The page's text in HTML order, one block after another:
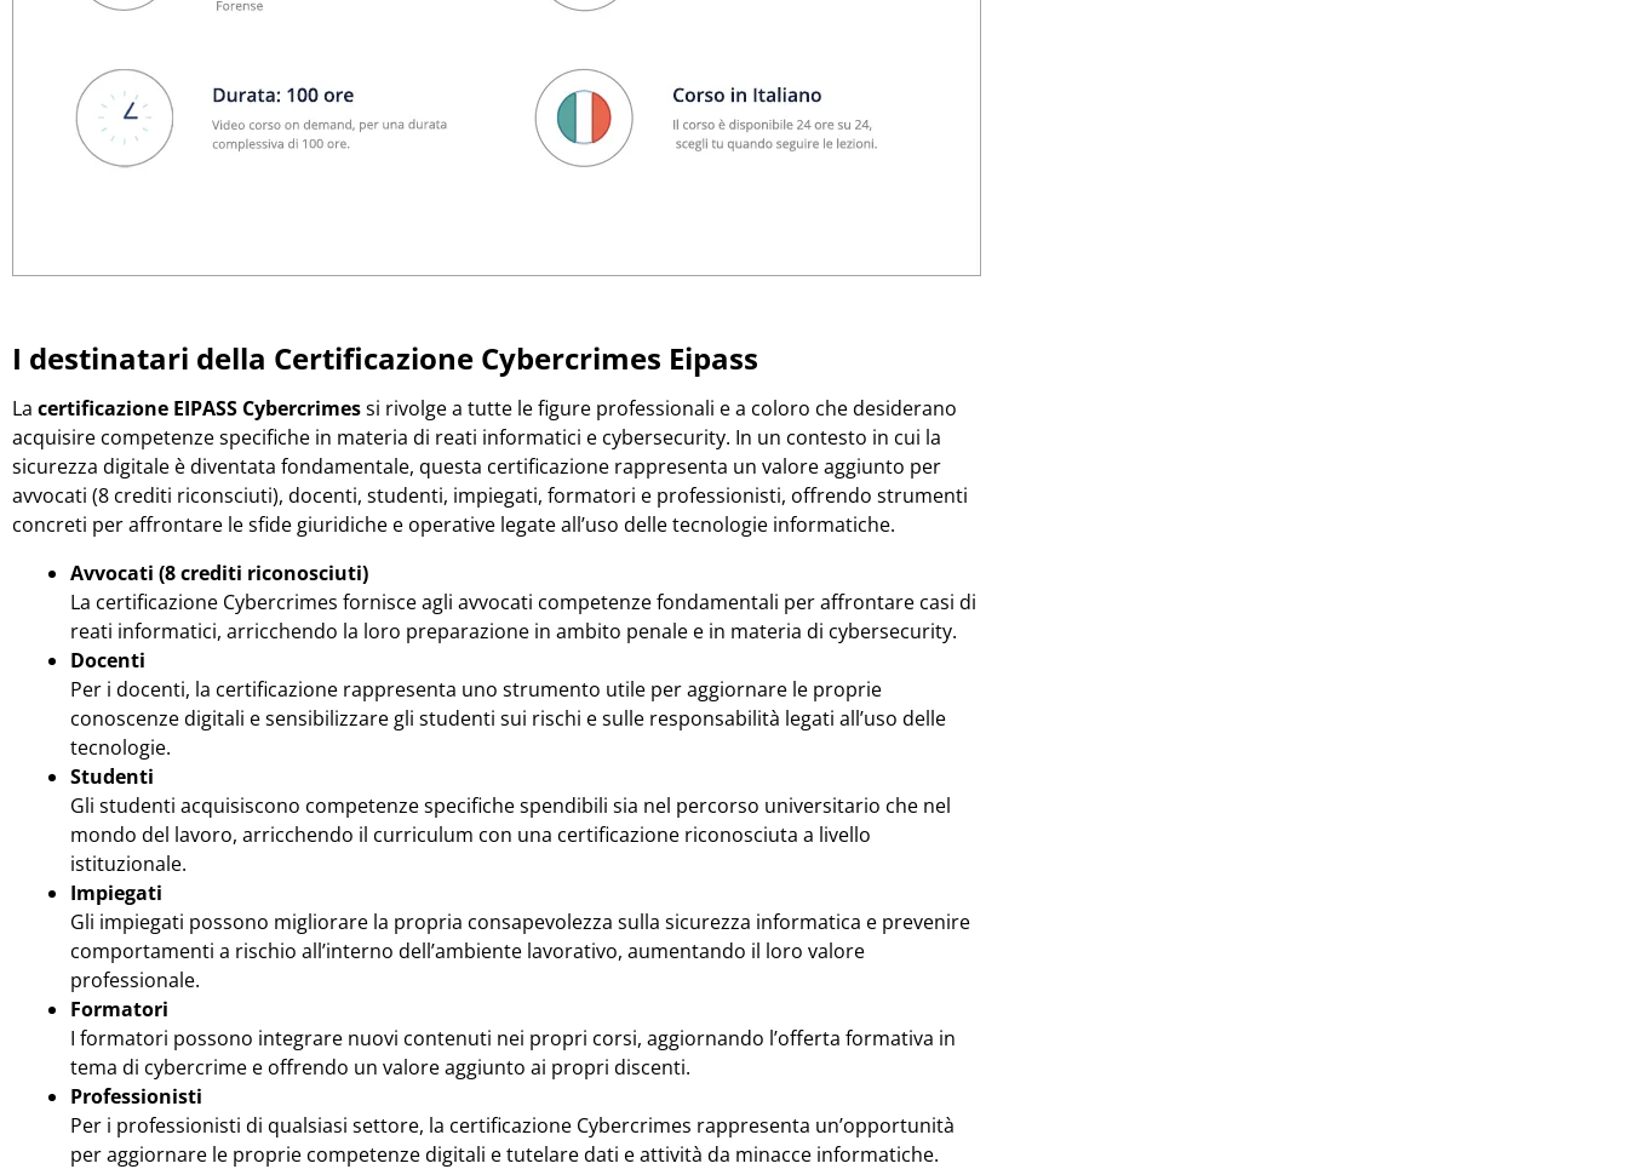
I destinatari della Certificazione Cybercrimes Eipass
La certificazione EIPASS Cybercrimessi rivolge a tutte le figure professionali e a coloro che desiderano
acquisire competenze specifiche in materia di reati informatici e cybersecurity. In un contesto in cui la
sicurezza digitale è diventata fondamentale, questa certificazione rappresenta un valore aggiunto per
avvocati (8 crediti riconsciuti), docenti, studenti, impiegati, formatori e professionisti, offrendo strumenti
concreti per affrontare le sfide giuridiche e operative legate all’uso delle tecnologie informatiche.
Avvocati (8 crediti riconosciuti)
La certificazione Cybercrimes fornisce agli avvocati competenze fondamentali per affrontare casi di
reati informatici, arricchendo la loro preparazione in ambito penale e in materia di cybersecurity.
Docenti
Per i docenti, la certificazione rappresenta uno strumento utile per aggiornare le proprie
conoscenze digitali e sensibilizzare gli studenti sui rischi e sulle responsabilità legati all’uso delle
tecnologie.
Studenti
Gli studenti acquisiscono competenze specifiche spendibili sia nel percorso universitario che nel
mondo del lavoro, arricchendo il curriculum con una certificazione riconosciuta a livello
istituzionale.
Impiegati
Gli impiegati possono migliorare la propria consapevolezza sulla sicurezza informatica e prevenire
comportamenti a rischio all’interno dell’ambiente lavorativo, aumentando il loro valore
professionale.
Formatori
I formatori possono integrare nuovi contenuti nei propri corsi, aggiornando l’offerta formativa in
tema di cybercrime e offrendo un valore aggiunto ai propri discenti.
Professionisti
Per i professionisti di qualsiasi settore, la certificazione Cybercrimes rappresenta un’opportunità
per aggiornare le proprie competenze digitali e tutelare dati e attività da minacce informatiche.